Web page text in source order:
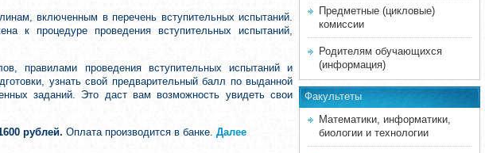
включенным в перечень вступительных испытаний.
к процедуре проведения вступительных испытаний,
правилами проведения вступительных испытаний и
узнать свой предварительный балл по выданной
заданий. Это даст вам возможность увидеть свои
рублей. Оплата производится в банке. Далее
Предметные (цикловые)
комиссии
Родителям обучающихся
(информация)
Факультеты
Математики, информатики,
биологии и технологии